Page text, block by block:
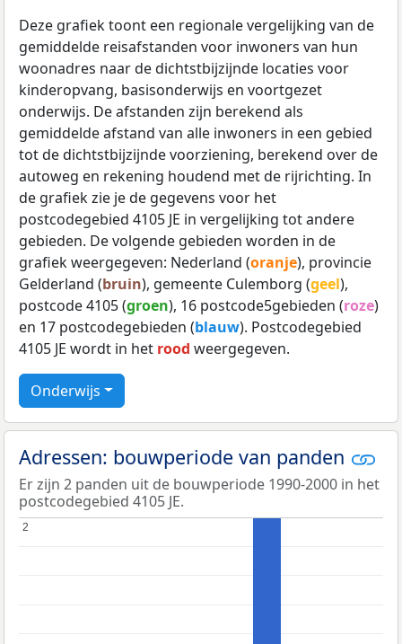
Deze grafiek toont een regionale vergelijking van de
gemiddelde reisafstanden voor inwoners van hun
woonadres naar de dichtstbijzijnde locaties voor
kinderopvang, basisonderwijs en voortgezet
onderwijs. De afstanden zijn berekend als
gemiddelde afstand van alle inwoners in een gebied
tot de dichtstbijzijnde voorziening, berekend over de
autoweg en rekening houdend met de rijrichting. In
de grafiek zie je de gegevens voor het
postcodegebied 4105 JE in vergelijking tot andere
gebieden. De volgende gebieden worden in de
grafiek weergegeven: Nederland (oranje), provincie
Gelderland (bruin), gemeente Culemborg (geel),
postcode 4105 (groen), 16 postcode5gebieden (roze)
en 17 postcodegebieden (blauw). Postcodegebied
4105 JE wordt in het rood weergegeven.
Onderwijs
Adressen: bouwperiode van panden
Er zijn 2 panden uit de bouwperiode 1990-2000 in het
postcodegebied 4105 JE.
2
2